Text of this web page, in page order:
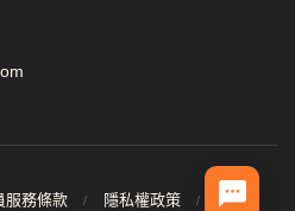
服務條款 隱私權政策